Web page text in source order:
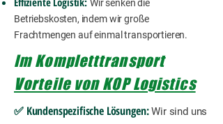
Wir senken die
Betriebskosten, indem wir große
Frachtmengen auf einmal transportieren.
Im Kompletttransport
Vorteile von KOP Logistics
✅ Kundenspezifische Lösungen:Wir sind uns